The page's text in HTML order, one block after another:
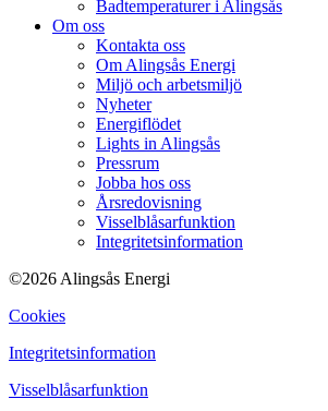
Badtemperaturer i Alingsås
Om oss
Kontakta oss
Om Alingsås Energi
Miljö och arbetsmiljö
Nyheter
Energiflödet
Lights in Alingsås
Pressrum
Jobba hos oss
Årsredovisning
Visselblåsarfunktion
Integritetsinformation
©2026 Alingsås Energi
Cookies
Integritetsinformation
Visselblåsarfunktion